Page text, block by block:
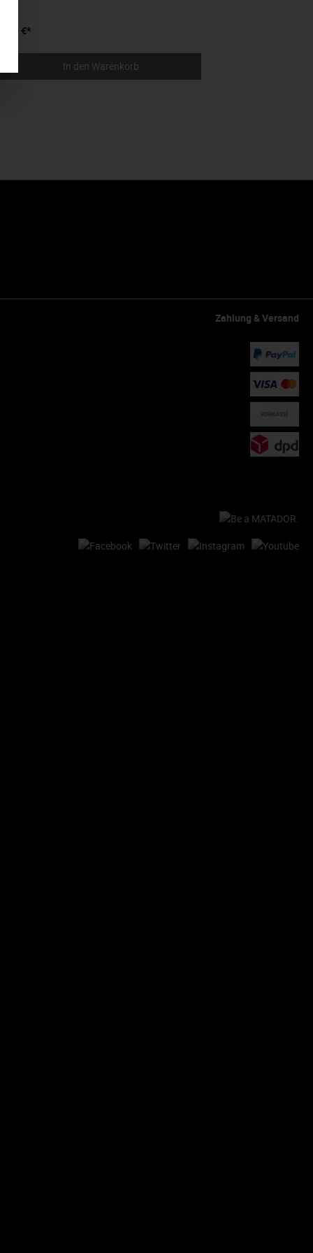
7,39 €*
In den Warenkorb
Zahlung & Versand